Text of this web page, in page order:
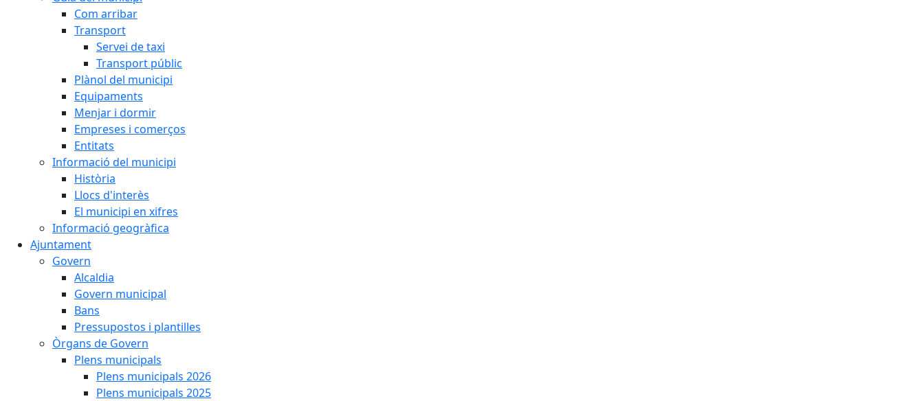
Com arribar
Transport
Servei de taxi
Transport públic
Plànol del municipi
Equipaments
Menjar i dormir
Empreses i comerços
Entitats
Informació del municipi
Història
Llocs d'interès
El municipi en xifres
Informació geogràfica
Ajuntament
Govern
Alcaldia
Govern municipal
Bans
Pressupostos i plantilles
Òrgans de Govern
Plens municipals
Plens municipals 2026
Plens municipals 2025